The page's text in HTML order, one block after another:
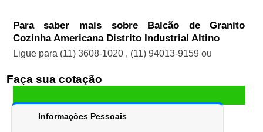
Para saber mais sobre Balcão de Granito
Cozinha Americana Distrito Industrial Altino
Ligue para (11) 3608-1020 , (11) 94013-9159 ou
Faça sua cotação
Informações Pessoais